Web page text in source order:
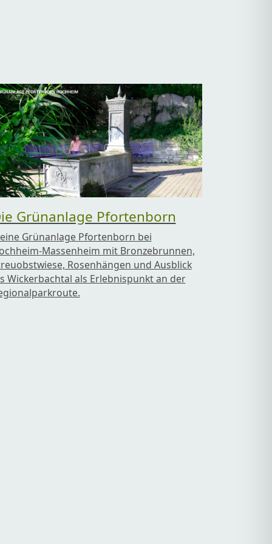
Grünanlage Pfortenborn
Grünanlage Pfortenborn bei
Massenheim mit Bronzebrunnen,
Rosenhängen und Ausblick
Wickerbachtal als Erlebnispunkt an der